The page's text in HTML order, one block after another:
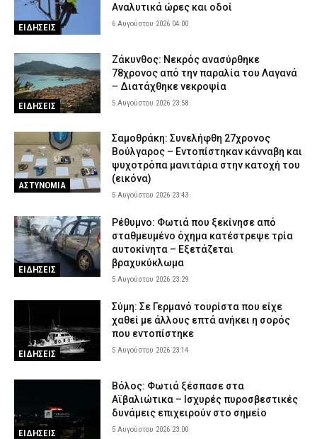
ΕΙΔΗΣΕΙΣ
Αναλυτικά ώρες και οδοί
6 Αυγούστου 2026 04:00
ΕΙΔΗΣΕΙΣ
Ζάκυνθος: Νεκρός ανασύρθηκε
78χρονος από την παραλία του Λαγανά
– Διατάχθηκε νεκροψία
5 Αυγούστου 2026 23:58
ΑΣΤΥΝΟΜΙΑ
Σαμοθράκη: Συνελήφθη 27χρονος
Βούλγαρος – Εντοπίστηκαν κάνναβη και
ψυχοτρόπα μανιτάρια στην κατοχή του
(εικόνα)
5 Αυγούστου 2026 23:43
ΕΙΔΗΣΕΙΣ
Ρέθυμνο: Φωτιά που ξεκίνησε από
σταθμευμένο όχημα κατέστρεψε τρία
αυτοκίνητα – Εξετάζεται
βραχυκύκλωμα
5 Αυγούστου 2026 23:29
ΕΙΔΗΣΕΙΣ
Σύμη: Σε Γερμανό τουρίστα που είχε
χαθεί με άλλους επτά ανήκει η σορός
που εντοπίστηκε
5 Αυγούστου 2026 23:14
ΕΙΔΗΣΕΙΣ
Βόλος: Φωτιά ξέσπασε στα
Αϊβαλιώτικα – Ισχυρές πυροσβεστικές
δυνάμεις επιχειρούν στο σημείο
5 Αυγούστου 2026 23:00